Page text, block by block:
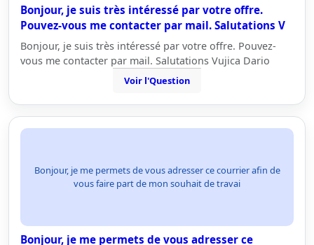
Bonjour, je suis très intéressé par votre offre.
Pouvez-vous me contacter par mail. Salutations V
Bonjour, je suis très intéressé par votre offre. Pouvez-
vous me contacter par mail. Salutations Vujica Dario
Voir l'Question
Bonjour, je me permets de vous adresser ce courrier afin de
vous faire part de mon souhait de travai
Bonjour, je me permets de vous adresser ce